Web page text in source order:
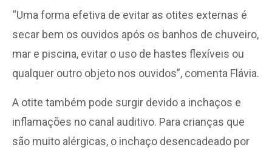
“Uma forma efetiva de evitar as otites externas é
secar bem os ouvidos após os banhos de chuveiro,
mar e piscina, evitar o uso de hastes flexíveis ou
qualquer outro objeto nos ouvidos”, comenta Flávia.
A otite também pode surgir devido a inchaços e
inflamações no canal auditivo. Para crianças que
são muito alérgicas, o inchaço desencadeado por